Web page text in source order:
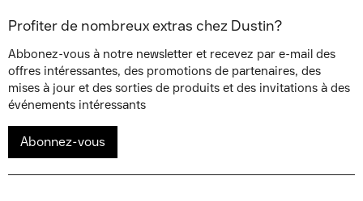
Profiter de nombreux extras chez Dustin?
Abbonez-vous à notre newsletter et recevez par e-mail des
offres intéressantes, des promotions de partenaires, des
mises à jour et des sorties de produits et des invitations à des
événements intéressants
Abonnez-vous